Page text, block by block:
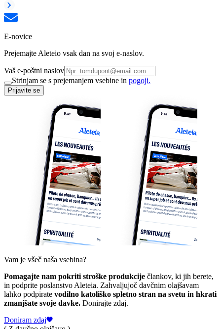
E-novice
Prejemajte Aleteio vsak dan na svoj e-naslov.
Vaš e-poštni naslov
Strinjam se s prejemanjem vsebine in pogoji.
Prijavite se
Vam je všeč naša vsebina?
Pomagajte nam pokriti stroške produkcije člankov, ki jih berete,
in podprite poslanstvo Aleteia. Zahvaljujoč davčnim olajšavam
lahko podpirate vodilno katoliško spletno stran na svetu in hkrati
zmanjšate svoje davke. Donirajte zdaj.
Doniram zdaj